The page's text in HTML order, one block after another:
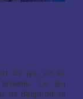
de jeu, on se
Le jeu
de Belgorod en